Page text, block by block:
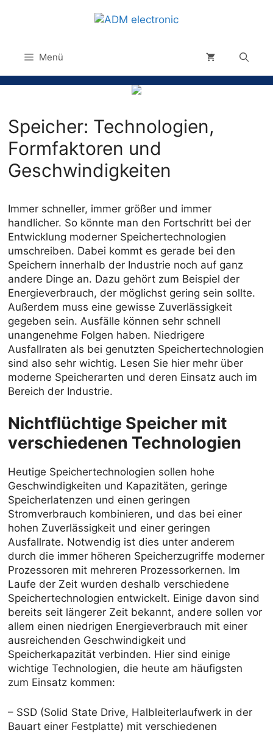
Menü
Speicher: Technologien,
Formfaktoren und
Geschwindigkeiten
Immer schneller, immer größer und immer
handlicher. So könnte man den Fortschritt bei der
Entwicklung moderner Speichertechnologien
umschreiben. Dabei kommt es gerade bei den
Speichern innerhalb der Industrie noch auf ganz
andere Dinge an. Dazu gehört zum Beispiel der
Energieverbrauch, der möglichst gering sein sollte.
Außerdem muss eine gewisse Zuverlässigkeit
gegeben sein. Ausfälle können sehr schnell
unangenehme Folgen haben. Niedrigere
Ausfallraten als bei genutzten Speichertechnologien
sind also sehr wichtig. Lesen Sie hier mehr über
moderne Speicherarten und deren Einsatz auch im
Bereich der Industrie.
Nichtflüchtige Speicher mit
verschiedenen Technologien
Heutige Speichertechnologien sollen hohe
Geschwindigkeiten und Kapazitäten, geringe
Speicherlatenzen und einen geringen
Stromverbrauch kombinieren, und das bei einer
hohen Zuverlässigkeit und einer geringen
Ausfallrate. Notwendig ist dies unter anderem
durch die immer höheren Speicherzugriffe moderner
Prozessoren mit mehreren Prozessorkernen. Im
Laufe der Zeit wurden deshalb verschiedene
Speichertechnologien entwickelt. Einige davon sind
bereits seit längerer Zeit bekannt, andere sollen vor
allem einen niedrigen Energieverbrauch mit einer
ausreichenden Geschwindigkeit und
Speicherkapazität verbinden. Hier sind einige
wichtige Technologien, die heute am häufigsten
zum Einsatz kommen:
– SSD (Solid State Drive, Halbleiterlaufwerk in der
Bauart einer Festplatte) mit verschiedenen